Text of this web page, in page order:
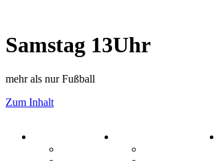
Samstag 13Uhr
mehr als nur Fußball
Zum Inhalt